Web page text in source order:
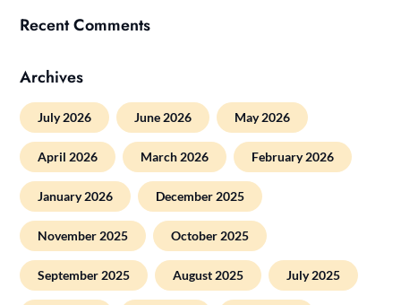
Recent Comments
Archives
July 2026 June 2026 May 2026
April 2026 March 2026 February 2026
January 2026 December 2025
November 2025 October 2025
September 2025 August 2025 July 2025